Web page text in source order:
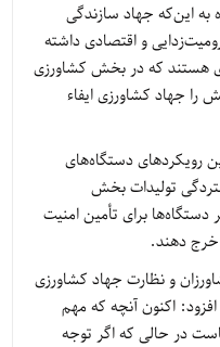
به این‌که جهاد سازندگی
و اقتصادی داشته
هستند که در بخش کشاورزی
را جهاد کشاورزی ایفاء
رویکردهای دستگاه‌های
تولیدات بخش
دستگاه‌ها برای تأمین امنیت
دهند.
و نظارت جهاد کشاورزی
اکنون آنچه که مهم
در حالی که اگر توجه